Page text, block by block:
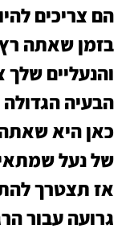
הם צריכים
בזמן שאתה
והנעליים
הבעיה הגדולה
כאן היא
של נעל
אז תצטרך
גרועה עבור